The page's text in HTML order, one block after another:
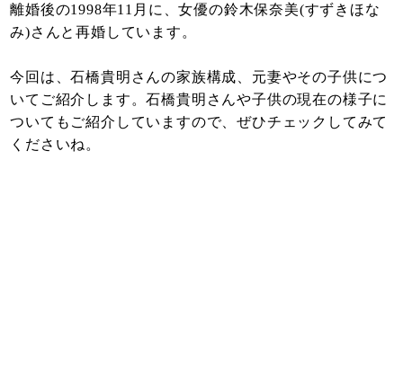
離婚後の1998年11月に、女優の鈴木保奈美(すずきほな
み)さんと再婚しています。
今回は、石橋貴明さんの家族構成、元妻やその子供につ
いてご紹介します。石橋貴明さんや子供の現在の様子に
ついてもご紹介していますので、ぜひチェックしてみて
くださいね。